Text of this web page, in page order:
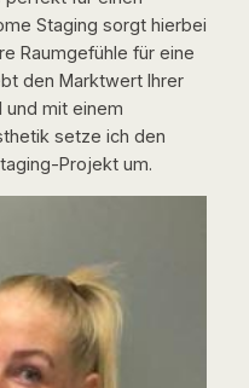
Staging sorgt hierbei
Raumgefühle für eine
den Marktwert Ihrer
und mit einem
setze ich den
Projekt um.